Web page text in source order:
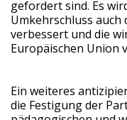
gefordert sind. Es
Umkehrschluss
verbessert und die
Europäischen Union
Ein weiteres
die Festigung der